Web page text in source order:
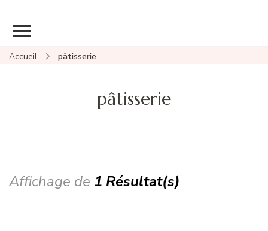
Accueil pâtisserie
pâtisserie
Affichage de 1 Résultat(s)